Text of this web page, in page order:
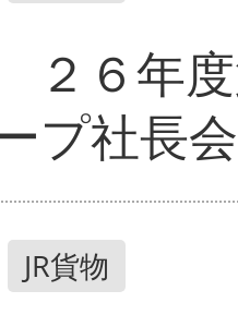
２６年
プ社長
JR貨物